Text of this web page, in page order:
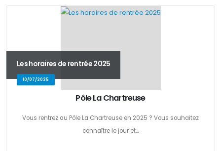
Les horaires de rentrée 2025
10/07/2025
Pôle La Chartreuse
Vous rentrez au Pôle La Chartreuse en 2025 ? Vous souhaitez
connaître le jour et...